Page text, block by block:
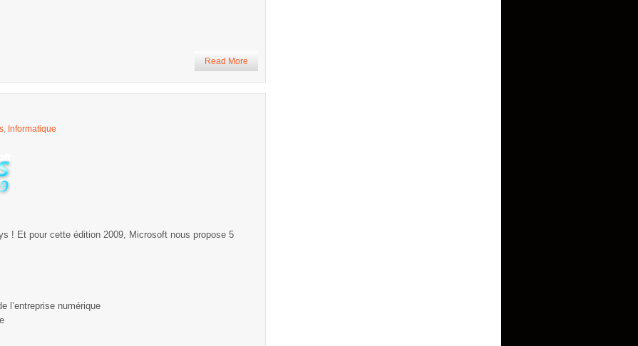
Read More
, Informatique
! Et pour cette édition 2009, Microsoft nous propose 5
l’entreprise numérique